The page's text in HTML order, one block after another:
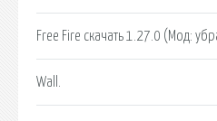
Free Fire скачать 1.27.0 (Мод:
Wall.